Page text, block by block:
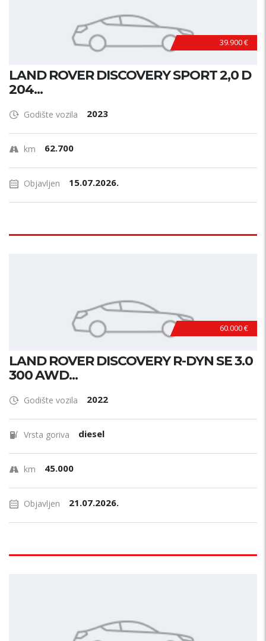
39.900 €
LAND ROVER DISCOVERY SPORT 2,0 D
204...
Godište vozila 2023
km 62.700
Objavljen 15.07.2026.
60.000 €
LAND ROVER DISCOVERY R-DYN SE 3.0
300 AWD...
Godište vozila 2022
Vrsta goriva diesel
km 45.000
Objavljen 21.07.2026.